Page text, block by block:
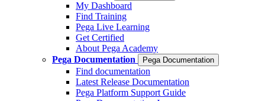
My Dashboard
Find Training
Pega Live Learning
Get Certified
About Pega Academy
Pega Documentation
Pega Documentation
Find documentation
Latest Release Documentation
Pega Platform Support Guide